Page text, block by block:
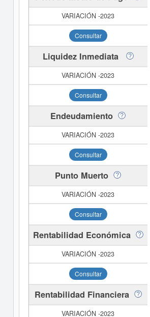
Consultar
Liquidez Inmediata
Consultar
Endeudamiento
Consultar
Punto Muerto
Consultar
Rentabilidad Económica
Consultar
Rentabilidad Financiera